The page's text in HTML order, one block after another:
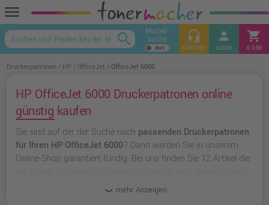
menu
keyboard_arrow_up
search Modell-
suche headset_mic
KONTAKT
person
LOGIN
shopping_cart
€ 0,00
Druckerpatronen HP OfficeJet OfficeJet 6000
HP OfficeJet 6000 Druckerpatronen online
günstig kaufen
Sie sind auf der der Suche nach passenden Druckerpatronen
für Ihren HP OfficeJet 6000? Dann werden Sie in unserem
Online-Shop garantiert fündig. Bei uns finden Sie 12 Artikel die
originalen Druckerpatronen von HP
greifen.
mehr Anzeigen